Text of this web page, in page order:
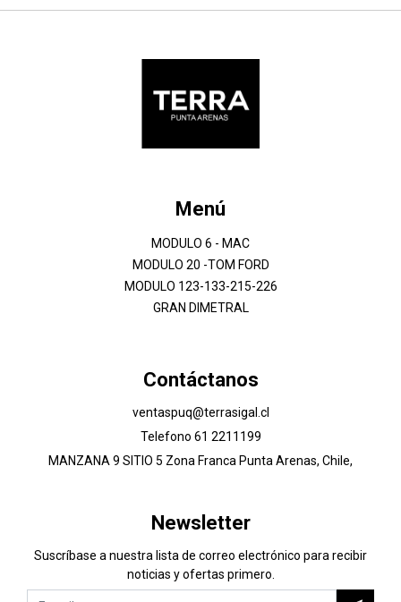
Menú
MODULO 6 - MAC
MODULO 20 -TOM FORD
MODULO 123-133-215-226
GRAN DIMETRAL
Contáctanos
ventaspuq@terrasigal.cl
Telefono 61 2211199
MANZANA 9 SITIO 5 Zona Franca Punta Arenas, Chile,
Newsletter
Suscríbase a nuestra lista de correo electrónico para recibir
noticias y ofertas primero.